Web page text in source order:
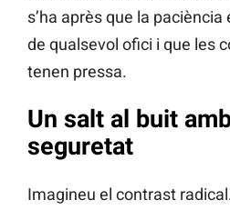
s’ha après que la paciència
de qualsevol ofici i que les
tenen pressa.
Un salt al buit
seguretat
Imagineu el contrast